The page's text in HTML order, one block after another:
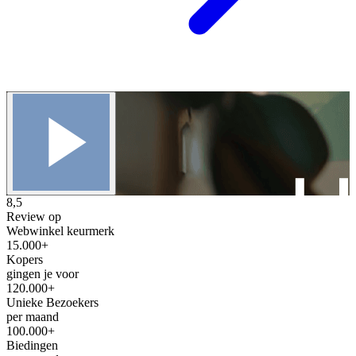
8,5
Review op
Webwinkel keurmerk
15.000+
Kopers
gingen je voor
120.000+
Unieke Bezoekers
per maand
100.000+
Biedingen